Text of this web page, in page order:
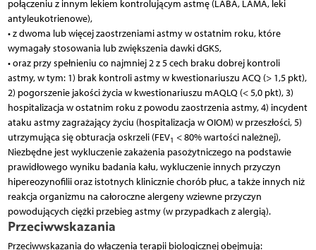
połączeniu z innym lekiem kontrolującym astmę (LABA, LAMA, leki
antyleukotrienowe),
• z dwoma lub więcej zaostrzeniami astmy w ostatnim roku, które
wymagały stosowania lub zwiększenia dawki dGKS,
• oraz przy spełnieniu co najmniej 2 z 5 cech braku dobrej kontroli
astmy, w tym: 1) brak kontroli astmy w kwestionariuszu ACQ (> 1,5 pkt),
2) pogorszenie jakości życia w kwestionariuszu mAQLQ (< 5,0 pkt), 3)
hospitalizacja w ostatnim roku z powodu zaostrzenia astmy, 4) incydent
ataku astmy zagrażający życiu (hospitalizacja w OIOM) w przeszłości, 5)
utrzymująca się obturacja oskrzeli (FEV1 < 80% wartości należnej),
Niezbędne jest wykluczenie zakażenia pasożytniczego na podstawie
prawidłowego wyniku badania kału, wykluczenie innych przyczyn
hipereozynofilii oraz istotnych klinicznie chorób płuc, a także innych niż
reakcja organizmu na całoroczne alergeny wziewne przyczyn
powodujących ciężki przebieg astmy (w przypadkach z alergią).
Przeciwwskazania
Przeciwwskazania do włączenia terapii biologicznej obejmują: